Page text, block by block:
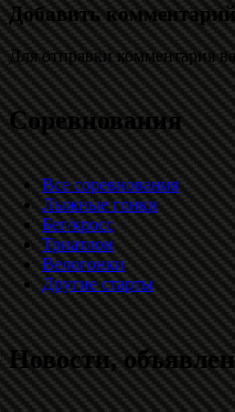
Добавить комментарий
Для отправки комментария
Соревнования
Все соревнования
Лыжные гонки
Бег/кросс
Триатлон
Велогонки
Другие старты
Новости,